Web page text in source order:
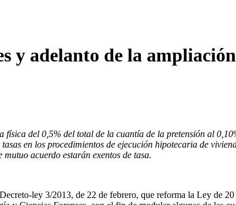
y adelanto de la
física del 0,5% del total de la cuantía de la pretensión al
tasas en los procedimientos de ejecución hipotecaria de
acuerdo estarán exentos de tasa.
ley 3/2013, de 22 de febrero, que reforma la Ley de